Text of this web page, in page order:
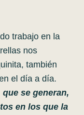
trabajo en la
nos
también
el día a día.
que se generan,
en los que la